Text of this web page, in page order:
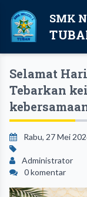
SMK
Selamat
Tebarkan
Rabu, 27 Mei
Administrator
0 komentar